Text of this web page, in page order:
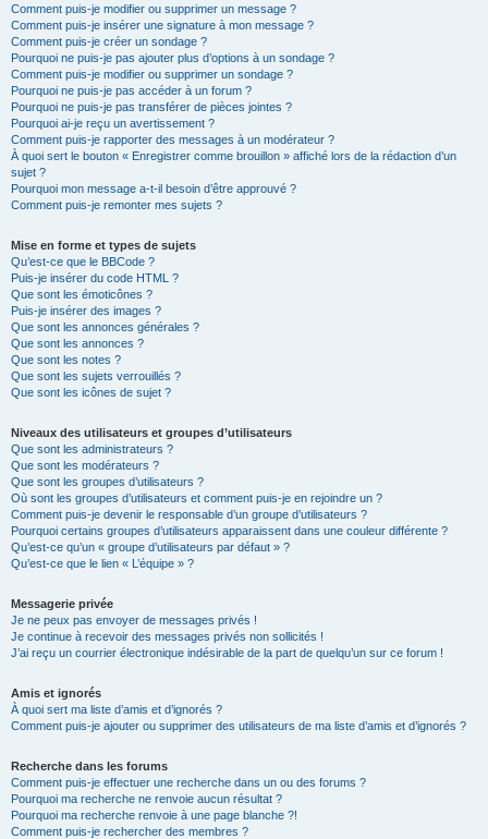
Comment puis-je modifier ou supprimer un message ?
Comment puis-je insérer une signature à mon message ?
Comment puis-je créer un sondage ?
Pourquoi ne puis-je pas ajouter plus d’options à un sondage ?
Comment puis-je modifier ou supprimer un sondage ?
Pourquoi ne puis-je pas accéder à un forum ?
Pourquoi ne puis-je pas transférer de pièces jointes ?
Pourquoi ai-je reçu un avertissement ?
Comment puis-je rapporter des messages à un modérateur ?
À quoi sert le bouton « Enregistrer comme brouillon » affiché lors de la rédaction d’un
sujet ?
Pourquoi mon message a-t-il besoin d’être approuvé ?
Comment puis-je remonter mes sujets ?
Mise en forme et types de sujets
Qu’est-ce que le BBCode ?
Puis-je insérer du code HTML ?
Que sont les émoticônes ?
Puis-je insérer des images ?
Que sont les annonces générales ?
Que sont les annonces ?
Que sont les notes ?
Que sont les sujets verrouillés ?
Que sont les icônes de sujet ?
Niveaux des utilisateurs et groupes d’utilisateurs
Que sont les administrateurs ?
Que sont les modérateurs ?
Que sont les groupes d’utilisateurs ?
Où sont les groupes d’utilisateurs et comment puis-je en rejoindre un ?
Comment puis-je devenir le responsable d’un groupe d’utilisateurs ?
Pourquoi certains groupes d’utilisateurs apparaissent dans une couleur différente ?
Qu’est-ce qu’un « groupe d’utilisateurs par défaut » ?
Qu’est-ce que le lien « L’équipe » ?
Messagerie privée
Je ne peux pas envoyer de messages privés !
Je continue à recevoir des messages privés non sollicités !
J’ai reçu un courrier électronique indésirable de la part de quelqu’un sur ce forum !
Amis et ignorés
À quoi sert ma liste d’amis et d’ignorés ?
Comment puis-je ajouter ou supprimer des utilisateurs de ma liste d’amis et d’ignorés ?
Recherche dans les forums
Comment puis-je effectuer une recherche dans un ou des forums ?
Pourquoi ma recherche ne renvoie aucun résultat ?
Pourquoi ma recherche renvoie à une page blanche ?!
Comment puis-je rechercher des membres ?